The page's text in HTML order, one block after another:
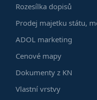
Rozesílka dopisů
Prodej majetku státu,
ADOL marketing
Cenové mapy
Dokumenty z KN
Vlastní vrstvy